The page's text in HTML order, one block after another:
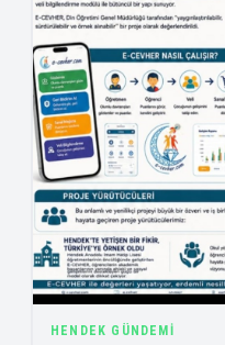
HENDEK GÜNDEMI